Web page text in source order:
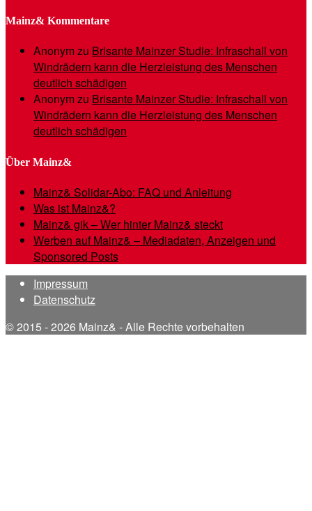
Mainz& Kommentare
Anonymzu Brisante Mainzer Studie: Infraschall von
Windrädern kann die Herzleistung des Menschen
deutlich schädigen
Anonymzu Brisante Mainzer Studie: Infraschall von
Windrädern kann die Herzleistung des Menschen
deutlich schädigen
Über Mainz&
Mainz& Solidar-Abo: FAQ und Anleitung
Was ist Mainz&?
Mainz& gik – Wer hinter Mainz& steckt
Werben auf Mainz& – Mediadaten, Anzeigen und
Sponsored Posts
Impressum
Datenschutz
© 2015 - 2026 Mainz& - Alle Rechte vorbehalten